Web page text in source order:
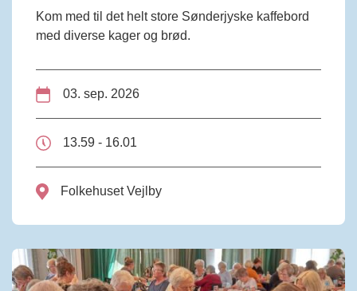
Kom med til det helt store Sønderjyske kaffebord
med diverse kager og brød.
03. sep. 2026
13.59 - 16.01
Folkehuset Vejlby